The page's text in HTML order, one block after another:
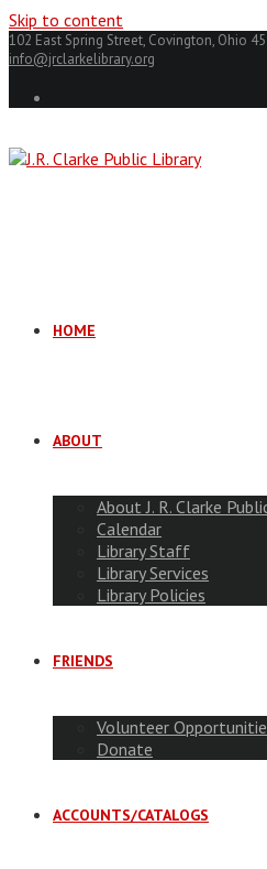
Skip to content
102 East Spring Street, Covington, Ohio
info@jrclarkelibrary.org
HOME
ABOUT
About J. R. Clarke
Calendar
Library Staff
Library Services
Library Policies
FRIENDS
Volunteer
Donate
ACCOUNTS/CATALOGS